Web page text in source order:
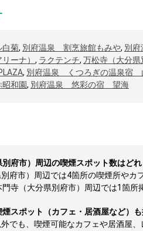
菊, 別府温泉 割烹旅館もみや, 別
ーナ） , ラクテンチ, 万松寺（大分県
, 別府温泉 くつろぎの温泉宿
和園, 別府温泉 悠彩の宿 望海
府市）周辺の喫煙スポット数はど
府市）周辺では4箇所の喫煙所や
寺（大分県別府市）周辺では1箇所
スポット（カフェ・居酒屋など）
でも、喫煙可能なカフェや居酒屋